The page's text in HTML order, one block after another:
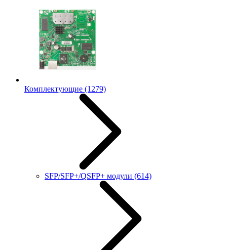
Комплектующие (1279)
SFP/SFP+/QSFP+ модули (614)